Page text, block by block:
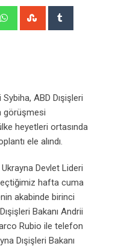
WhatsappStumbleUpon
Sybiha, ABD Dışişleri
görüşmesi
heyetleri ortasında
ele alındı.
Devlet Lideri
hafta cuma
akabinde birinci
Bakanı Andrii
Rubio ile telefon
Dışişleri Bakanı